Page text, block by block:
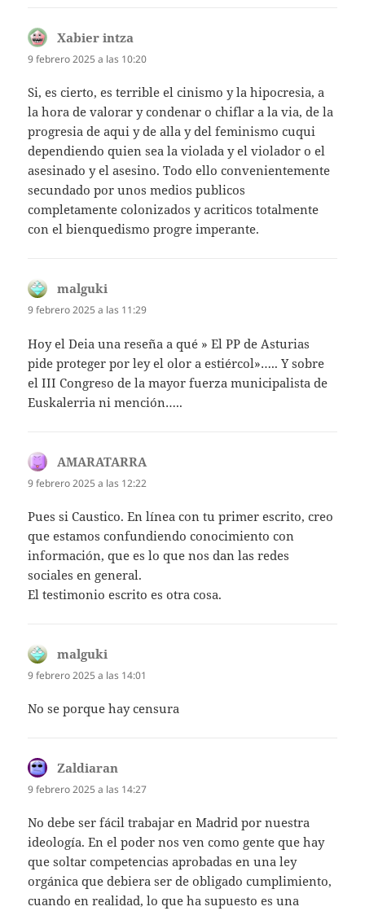
Xabier intza
9 febrero 2025 a las 10:20
Si, es cierto, es terrible el cinismo y la hipocresia, a
la hora de valorar y condenar o chiflar a la via, de la
progresia de aqui y de alla y del feminismo cuqui
dependiendo quien sea la violada y el violador o el
asesinado y el asesino. Todo ello convenientemente
secundado por unos medios publicos
completamente colonizados y acriticos totalmente
con el bienquedismo progre imperante.
malguki
9 febrero 2025 a las 11:29
Hoy el Deia una reseña a qué » El PP de Asturias
pide proteger por ley el olor a estiércol»….. Y sobre
el III Congreso de la mayor fuerza municipalista de
Euskalerria ni mención…..
AMARATARRA
9 febrero 2025 a las 12:22
Pues si Caustico. En línea con tu primer escrito, creo
que estamos confundiendo conocimiento con
información, que es lo que nos dan las redes
sociales en general.
El testimonio escrito es otra cosa.
malguki
9 febrero 2025 a las 14:01
No se porque hay censura
Zaldiaran
9 febrero 2025 a las 14:27
No debe ser fácil trabajar en Madrid por nuestra
ideología. En el poder nos ven como gente que hay
que soltar competencias aprobadas en una ley
orgánica que debiera ser de obligado cumplimiento,
cuando en realidad, lo que ha supuesto es una